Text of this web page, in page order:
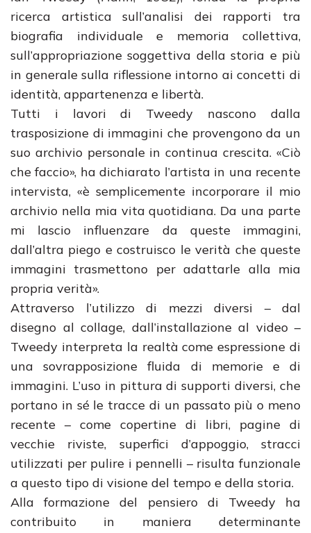
ricerca artistica sull’analisi dei rapporti tra
biografia individuale e memoria collettiva,
sull’appropriazione soggettiva della storia e più
in generale sulla riflessione intorno ai concetti di
identità, appartenenza e libertà.
Tutti i lavori di Tweedy nascono dalla
trasposizione di immagini che provengono da un
suo archivio personale in continua crescita. «Ciò
che faccio», ha dichiarato l’artista in una recente
intervista, «è semplicemente incorporare il mio
archivio nella mia vita quotidiana. Da una parte
mi lascio influenzare da queste immagini,
dall’altra piego e costruisco le verità che queste
immagini trasmettono per adattarle alla mia
propria verità».
Attraverso l’utilizzo di mezzi diversi – dal
disegno al collage, dall’installazione al video –
Tweedy interpreta la realtà come espressione di
una sovrapposizione fluida di memorie e di
immagini. L’uso in pittura di supporti diversi, che
portano in sé le tracce di un passato più o meno
recente – come copertine di libri, pagine di
vecchie riviste, superfici d’appoggio, stracci
utilizzati per pulire i pennelli – risulta funzionale
a questo tipo di visione del tempo e della storia.
Alla formazione del pensiero di Tweedy ha
contribuito in maniera determinante